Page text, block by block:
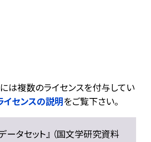
は複数のライセンスを付与してい
イセンスの説明をご覧下さい。
ータセット』 （国文学研究資料